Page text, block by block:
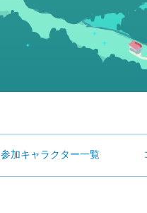
参加キャラクター一覧